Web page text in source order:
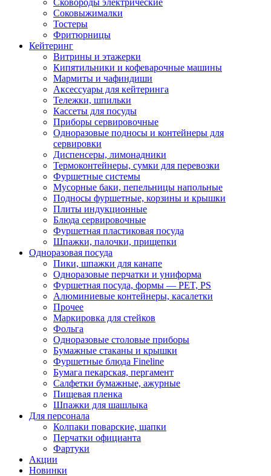
Сковороды электрические
Соковыжималки
Тостеры
Фритюрницы
Кейтеринг
Витрины и этажерки
Кипятильники и кофеварочные машины
Мармиты и чафиндиши
Аксессуары для кейтеринга
Тележки, шпильки
Кассеты для посуды
Приборы сервировочные
Одноразовые подносы и контейнеры для
сервировки
Диспенсеры, лимонадники
Термоконтейнеры, сумки для перевозки
Фуршетные системы
Мусорные баки, пепельницы напольные
Подносы фуршетные, корзины и крышки
Плиты индукционные
Блюда сервировочные
Фуршетная пластиковая посуда
Шпажки, палочки, прищепки
Одноразовая посуда
Пики, шпажки для канапе
Одноразовые перчатки и униформа
Фуршетная посуда, формы — PET, PS
Алюминиевые контейнеры, касалетки
Прочее
Маркировка для стейков
Фольга
Одноразовые столовые приборы
Бумажные стаканы и крышки
Фуршетные блюда Fineline
Бумага пекарская, пергамент
Салфетки бумажные, ажурные
Пищевая пленка
Шпажки для шашлыка
Для персонала
Колпаки поварские, шапки
Перчатки официанта
Фартуки
Акции
Новинки